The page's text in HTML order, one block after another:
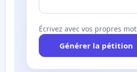
Écrivez avec vos propres
Générer la pétition